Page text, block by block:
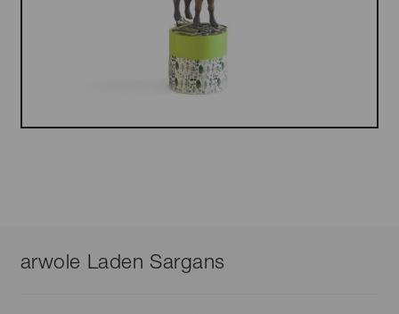
arwole Laden Sargans